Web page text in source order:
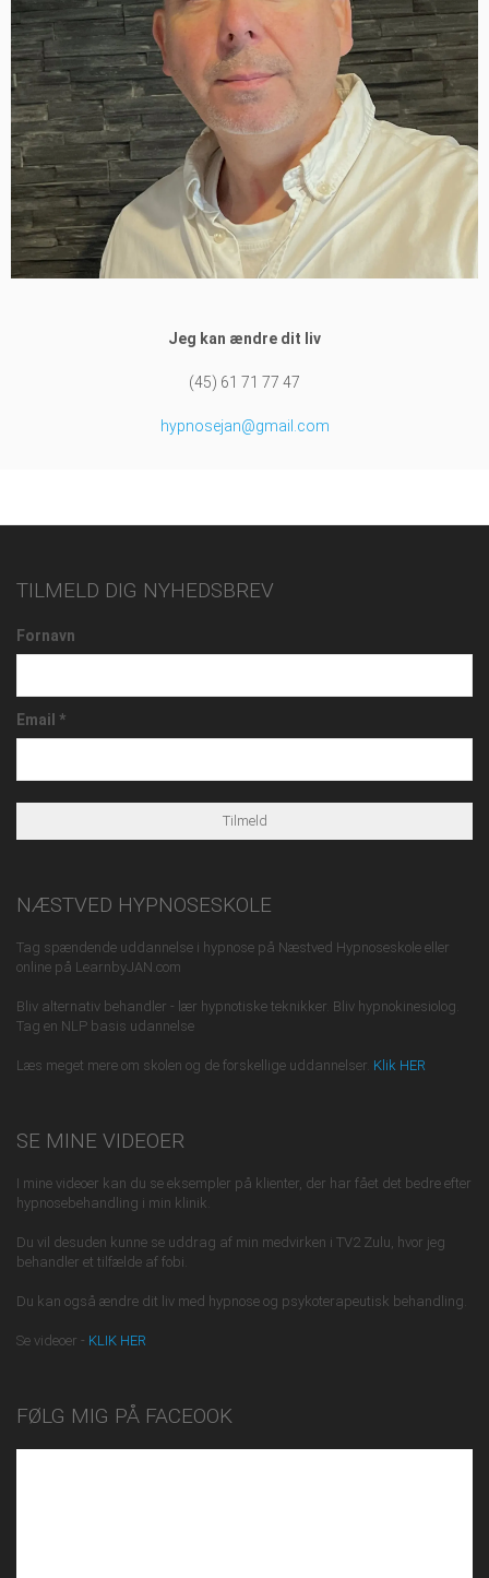
Jeg kan ændre dit liv
(45) 61 71 77 47
hypnosejan@gmail.com
TILMELD DIG NYHEDSBREV
Fornavn
Email *
NÆSTVED HYPNOSESKOLE
Tag spændende uddannelse i hypnose på Næstved Hypnoseskole eller
online på LearnbyJAN.com
Bliv alternativ behandler - lær hypnotiske teknikker. Bliv hypnokinesiolog.
Tag en NLP basis udannelse
Læs meget mere om skolen og de forskellige uddannelser. Klik HER
SE MINE VIDEOER
I mine videoer kan du se eksempler på klienter, der har fået det bedre efter
hypnosebehandling i min klinik.
Du vil desuden kunne se uddrag af min medvirken i TV2 Zulu, hvor jeg
behandler et tilfælde af fobi.
Du kan også ændre dit liv med hypnose og psykoterapeutisk behandling.
Se videoer - KLIK HER
FØLG MIG PÅ FACEOOK